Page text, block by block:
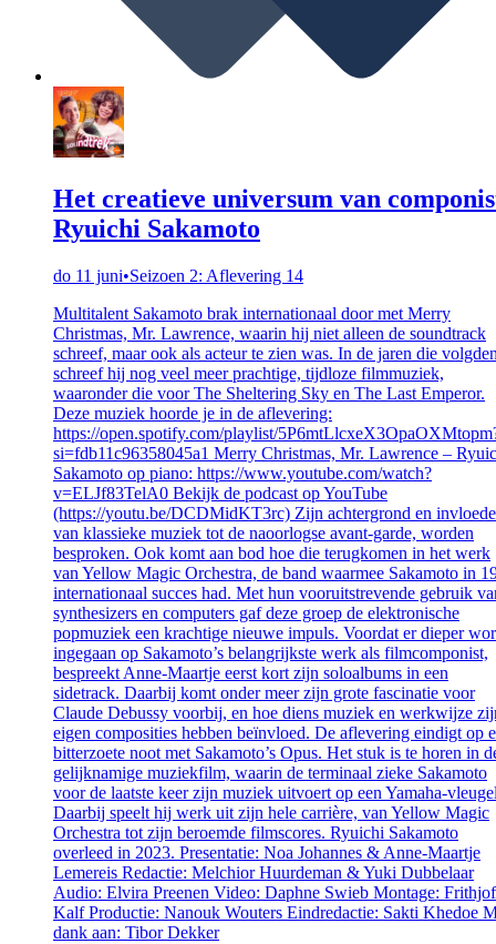
Het creatieve universum van
Ryuichi Sakamoto
do 11 juni•Seizoen 2: Aflevering 14
Multitalent Sakamoto brak internationaal door met Merry
Christmas, Mr. Lawrence, waarin hij niet alleen de soundtrack
schreef, maar ook als acteur te zien was. In de jaren die
schreef hij nog veel meer prachtige, tijdloze filmmuziek,
waaronder die voor The Sheltering Sky en The Last Emperor.
Deze muziek hoorde je in de aflevering:
https://open.spotify.com/playlist/
si=fdb11c96358045a1 Merry Christmas, Mr. Lawrence –
Sakamoto op piano: https://www.youtube.com/watch?
v=ELJf83TelA0 Bekijk de podcast op YouTube
(https://youtu.be/DCDMidKT3rc) Zijn achtergrond en
van klassieke muziek tot de naoorlogse avant-garde, worden
besproken. Ook komt aan bod hoe die terugkomen in het werk
van Yellow Magic Orchestra, de band waarmee Sakamoto in
internationaal succes had. Met hun vooruitstrevende gebruik
synthesizers en computers gaf deze groep de elektronische
popmuziek een krachtige nieuwe impuls. Voordat er dieper
ingegaan op Sakamoto’s belangrijkste werk als filmcomponist,
bespreekt Anne-Maartje eerst kort zijn soloalbums in een
sidetrack. Daarbij komt onder meer zijn grote fascinatie voor
Claude Debussy voorbij, en hoe diens muziek en werkwijze
eigen composities hebben beïnvloed. De aflevering eindigt op
bitterzoete noot met Sakamoto’s Opus. Het stuk is te horen in
gelijknamige muziekfilm, waarin de terminaal zieke Sakamoto
voor de laatste keer zijn muziek uitvoert op een Yamaha-
Daarbij speelt hij werk uit zijn hele carrière, van Yellow Magic
Orchestra tot zijn beroemde filmscores. Ryuichi Sakamoto
overleed in 2023. Presentatie: Noa Johannes & Anne-Maartje
Lemereis Redactie: Melchior Huurdeman & Yuki Dubbelaar
Audio: Elvira Preenen Video: Daphne Swieb Montage: Frithjof
Kalf Productie: Nanouk Wouters Eindredactie: Sakti Khedoe
dank aan: Tibor Dekker